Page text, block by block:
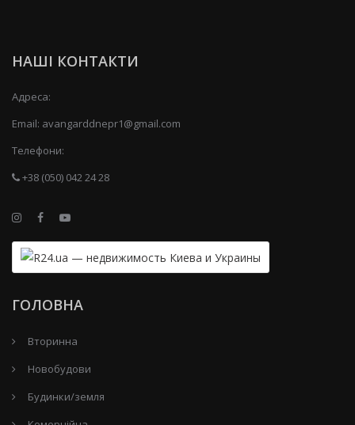
НАШІ КОНТАКТИ
Адреса:
Email: avangarddnepr1@gmail.com
Телефони:
+38 (050) 042 24 28
ГОЛОВНА
Вторинна
Новобудови
Будинки/земля